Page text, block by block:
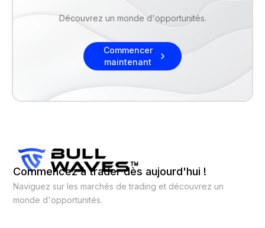
Découvrez un monde d'opportunités.
Commencer
maintenant
Commencez à trader dès aujourd'hui !
Naviguez sur les marchés de trading et découvrez un
monde d'opportunités.